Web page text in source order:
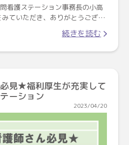
看護ステーション事務長の小高
みていただき、ありがとうござ…
続きを読む
見★福利厚生が充実して
ーション
2023/04/20